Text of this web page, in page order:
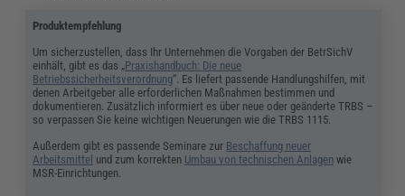
Produktempfehlung
Um sicherzustellen, dass Ihr Unternehmen die Vorgaben der BetrSichV
einhält, gibt es das „Praxishandbuch: Die neue
Betriebssicherheitsverordnung“. Es liefert passende Handlungshilfen, mit
denen Arbeitgeber alle erforderlichen Maßnahmen bestimmen und
dokumentieren. Zusätzlich informiert es über neue oder geänderte TRBS –
so verpassen Sie keine wichtigen Neuerungen wie die TRBS 1115.
Außerdem gibt es passende Seminare zur Beschaffung neuer
Arbeitsmittel und zum korrekten Umbau von technischen Anlagen wie
MSR-Einrichtungen.